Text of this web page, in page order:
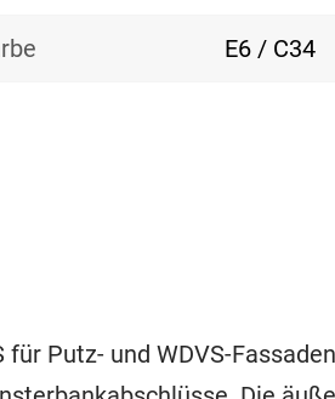
E6 / C34
für Putz- und WDVS-